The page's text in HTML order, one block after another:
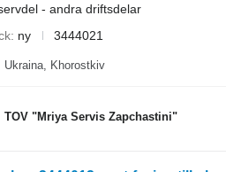
- andra driftsdelar
ny 3444021
Ukraina, Khorostkiv
TOV "Mriya Servis Zapchastini"